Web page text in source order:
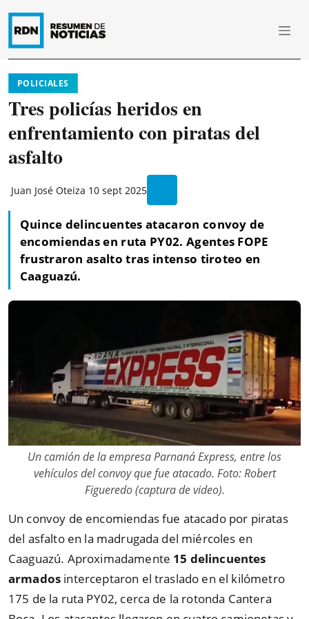
POLICIALES
Tres policías heridos en
enfrentamiento con piratas del
asfalto
Juan José Oteiza 10 sept 2025
Quince delincuentes atacaron convoy de
encomiendas en ruta PY02. Agentes FOPE
frustraron asalto tras intenso tiroteo en
Caaguazú.
Un camión de la empresa Parnaná Express, entre los
vehículos del convoy que fue atacado. Foto: Robert
Figueredo (captura de video).
Un convoy de encomiendas fue atacado por piratas
del asfalto en la madrugada del miércoles en
Caaguazú. Aproximadamente 15 delincuentes
armados interceptaron el traslado en el kilómetro
175 de la ruta PY02, cerca de la rotonda Cantera